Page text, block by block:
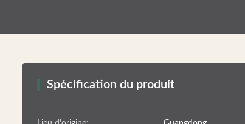
Spécification du produit